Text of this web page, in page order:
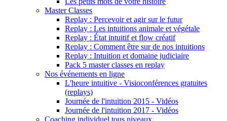
Master Classes
Replay : Percevoir et agir sur le futur
Replay : Les intuitions animale et végétale
Replay : État intuitif et flow créatif
Replay : Comment être sur de nos intuitions
Replay : Intuition et domaine judiciaire
Pack 5 master classes en replay
Nos événements en ligne
L'heure intuitive - Visioconférences gratuites
(replays)
Journée de l'intuition 2015 - Vidéos
Journée de l'intuition 2017 - Vidéos
Coaching individuel tous niveaux